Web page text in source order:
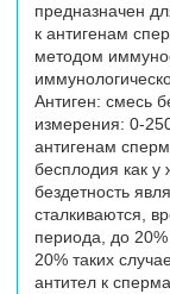
предназначен
к антигенам
методом
Антиген: смесь
измерения: 0-
антигенам
бесплодия как
бездетность
сталкиваются,
периода, до
20% таких
антител к